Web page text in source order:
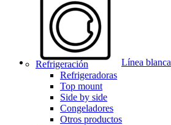
Línea blanca
Refrigeración
Refrigeradoras
Top mount
Side by side
Congeladores
Otros productos